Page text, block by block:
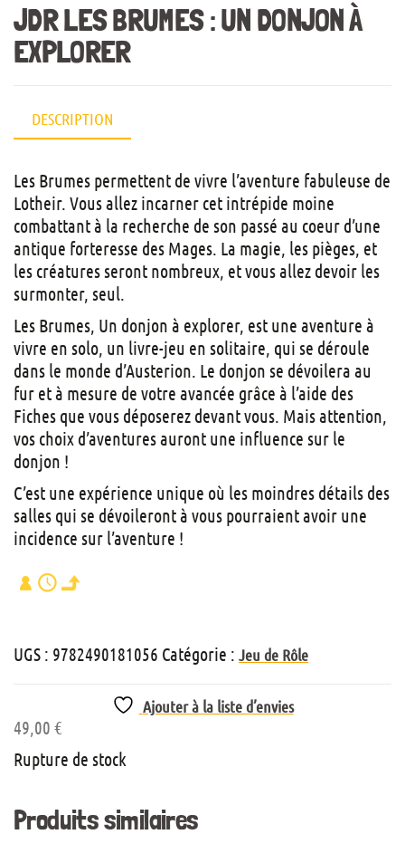
JDR LES BRUMES : UN DONJON À
EXPLORER
DESCRIPTION
Les Brumes permettent de vivre l’aventure fabuleuse de
Lotheir. Vous allez incarner cet intrépide moine
combattant à la recherche de son passé au coeur d’une
antique forteresse des Mages. La magie, les pièges, et
les créatures seront nombreux, et vous allez devoir les
surmonter, seul.
Les Brumes, Un donjon à explorer, est une aventure à
vivre en solo, un livre-jeu en solitaire, qui se déroule
dans le monde d’Austerion. Le donjon se dévoilera au
fur et à mesure de votre avancée grâce à l’aide des
Fiches que vous déposerez devant vous. Mais attention,
vos choix d’aventures auront une influence sur le
donjon !
C’est une expérience unique où les moindres détails des
salles qui se dévoileront à vous pourraient avoir une
incidence sur l’aventure !
UGS : 9782490181056 Catégorie : Jeu de Rôle
Ajouter à la liste d’envies
49,00 €
Rupture de stock
Produits similaires